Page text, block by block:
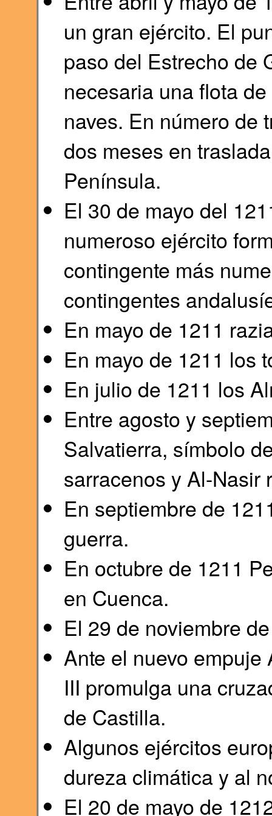
un gran ejército. El
paso del Estrecho de
necesaria una flota
naves. En número de
dos meses en
Península.
El 30 de mayo del
numeroso ejército
contingente más
contingentes
En mayo de 1211
En mayo de 1211 los
En julio de 1211 los
Entre agosto y
Salvatierra, símbolo
sarracenos y Al-Nasir
En septiembre de
guerra.
En octubre de 1211
en Cuenca.
El 29 de noviembre
Ante el nuevo
III promulga una
de Castilla.
Algunos ejércitos
dureza climática y al
El 20 de mayo de